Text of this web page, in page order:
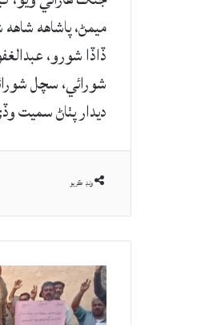
ميمڻ، پاشاهه
ڏاڏا شورو،
شورائي، سچل
ديدار پٺاڻ
ونڊ ڪريو